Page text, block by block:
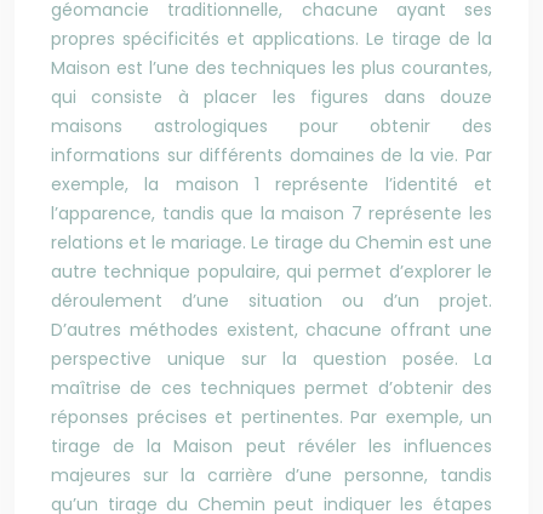
géomancie traditionnelle, chacune ayant ses
propres spécificités et applications. Le tirage de la
Maison est l’une des techniques les plus courantes,
qui consiste à placer les figures dans douze
maisons astrologiques pour obtenir des
informations sur différents domaines de la vie. Par
exemple, la maison 1 représente l’identité et
l’apparence, tandis que la maison 7 représente les
relations et le mariage. Le tirage du Chemin est une
autre technique populaire, qui permet d’explorer le
déroulement d’une situation ou d’un projet.
D’autres méthodes existent, chacune offrant une
perspective unique sur la question posée. La
maîtrise de ces techniques permet d’obtenir des
réponses précises et pertinentes. Par exemple, un
tirage de la Maison peut révéler les influences
majeures sur la carrière d’une personne, tandis
qu’un tirage du Chemin peut indiquer les étapes